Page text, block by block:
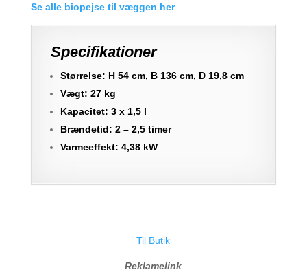
Se alle biopejse til væggen her
Specifikationer
Størrelse: H 54 cm, B 136 cm, D 19,8 cm
Vægt: 27 kg
Kapacitet: 3 x 1,5 l
Brændetid: 2 – 2,5 timer
Varmeeffekt: 4,38 kW
Til Butik
Reklamelink